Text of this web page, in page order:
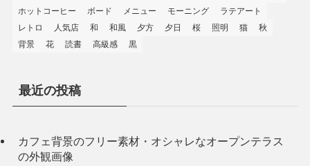
ホットコーヒー
ボード メニュー モーニング
ラテアート
レトロ
人気店 和 和風 夕方 夕日 桜 照明 猫
秋
背景
花 読書 高級感 黒
最近の投稿
カフェ背景のフリー素材・オシャレなオープンテラス
の外観画像